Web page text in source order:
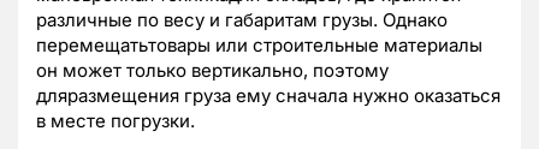
различные по весу и габаритам грузы. Однако
перемещатьтовары или строительные материалы
он может только вертикально, поэтому
дляразмещения груза ему сначала нужно оказаться
в месте погрузки.